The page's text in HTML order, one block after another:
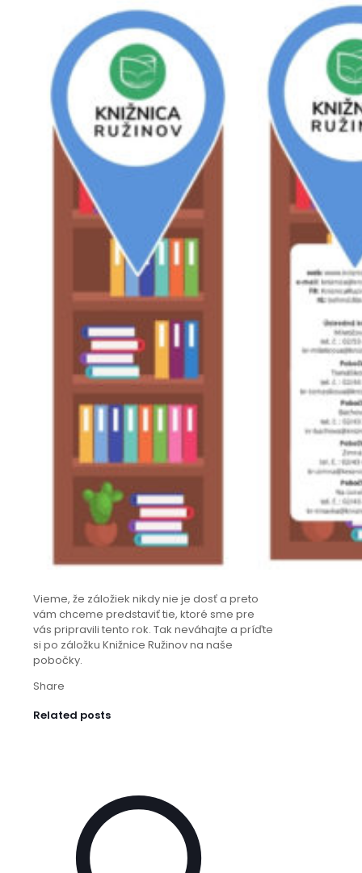
Vieme, že záložiek nikdy nie je dosť a preto
vám chceme predstaviť tie, ktoré sme pre
vás pripravili tento rok. Tak neváhajte a príďte
si po záložku Knižnice Ružinov na naše
pobočky.
Share
Related posts